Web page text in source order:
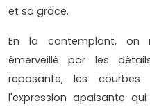
et sa grâce.
En la contemplant, on
émerveillé par les
reposante, les
l'expression apaisante